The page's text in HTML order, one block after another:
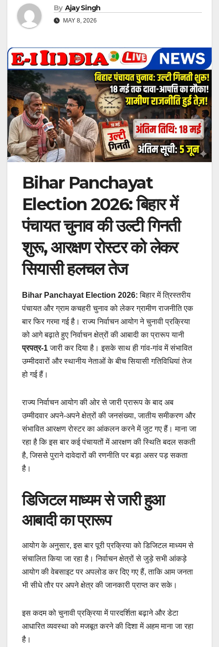
By Ajay Singh
MAY 8, 2026
Bihar Panchayat
Election 2026: बिहार में
पंचायत चुनाव की उल्टी गिनती
शुरू, आरक्षण रोस्टर को लेकर
सियासी हलचल तेज
Bihar Panchayat Election 2026: बिहार में त्रिस्तरीय
पंचायत और ग्राम कचहरी चुनाव को लेकर ग्रामीण राजनीति एक
बार फिर गरमा गई है। राज्य निर्वाचन आयोग ने चुनावी प्रक्रिया
को आगे बढ़ाते हुए निर्वाचन क्षेत्रों की आबादी का प्रारूप यानी
प्रपत्र-1जारी कर दिया है। इसके साथ ही गांव-गांव में संभावित
उम्मीदवारों और स्थानीय नेताओं के बीच सियासी गतिविधियां तेज
हो गई हैं।
राज्य निर्वाचन आयोग की ओर से जारी प्रारूप के बाद अब
उम्मीदवार अपने-अपने क्षेत्रों की जनसंख्या, जातीय समीकरण और
संभावित आरक्षण रोस्टर का आंकलन करने में जुट गए हैं। माना जा
रहा है कि इस बार कई पंचायतों में आरक्षण की स्थिति बदल सकती
है, जिससे पुराने दावेदारों की रणनीति पर बड़ा असर पड़ सकता
है।
डिजिटल माध्यम से जारी हुआ
आबादी का प्रारूप
आयोग के अनुसार, इस बार पूरी प्रक्रिया को डिजिटल माध्यम से
संचालित किया जा रहा है। निर्वाचन क्षेत्रों से जुड़े सभी आंकड़े
आयोग की वेबसाइट पर अपलोड कर दिए गए हैं, ताकि आम जनता
भी सीधे तौर पर अपने क्षेत्र की जानकारी प्राप्त कर सके।
इस कदम को चुनावी प्रक्रिया में पारदर्शिता बढ़ाने और डेटा
आधारित व्यवस्था को मजबूत करने की दिशा में अहम माना जा रहा
है।